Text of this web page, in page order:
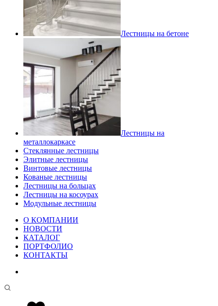
Лестницы на бетоне
Лестницы на
металлокаркасе
Стеклянные лестницы
Элитные лестницы
Винтовые лестницы
Кованые лестницы
Лестницы на больцах
Лестницы на косоурах
Модульные лестницы
О КОМПАНИИ
НОВОСТИ
КАТАЛОГ
ПОРТФОЛИО
КОНТАКТЫ